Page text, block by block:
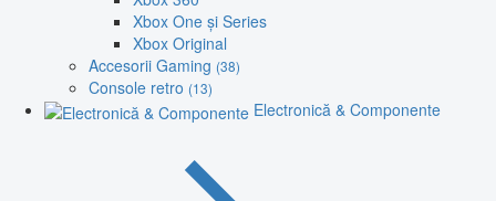
Xbox One și Series
Xbox Original
Accesorii Gaming (38)
Console retro (13)
Electronică & Componente